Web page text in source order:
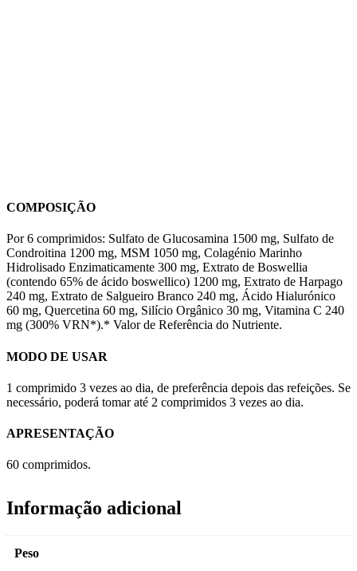
COMPOSIÇÃO
Por 6 comprimidos: Sulfato de Glucosamina 1500 mg, Sulfato de
Condroitina 1200 mg, MSM 1050 mg, Colagénio Marinho
Hidrolisado Enzimaticamente 300 mg, Extrato de Boswellia
(contendo 65% de ácido boswellico) 1200 mg, Extrato de Harpago
240 mg, Extrato de Salgueiro Branco 240 mg, Ácido Hialurónico
60 mg, Quercetina 60 mg, Silício Orgânico 30 mg, Vitamina C 240
mg (300% VRN*).* Valor de Referência do Nutriente.
MODO DE USAR
1 comprimido 3 vezes ao dia, de preferência depois das refeições. Se
necessário, poderá tomar até 2 comprimidos 3 vezes ao dia.
APRESENTAÇÃO
60 comprimidos.
Informação adicional
Peso